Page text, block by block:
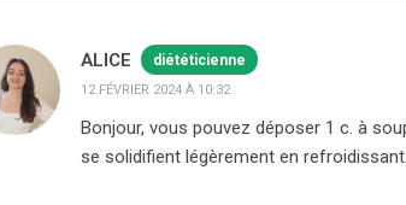
ALICE diététicienne
12 FÉVRIER 2024 À 10:32
Bonjour, vous pouvez déposer 1 c. à
se solidifient légèrement en refroidissant.